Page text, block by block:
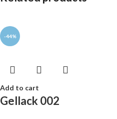
-44%
Add to cart
Gellack 002